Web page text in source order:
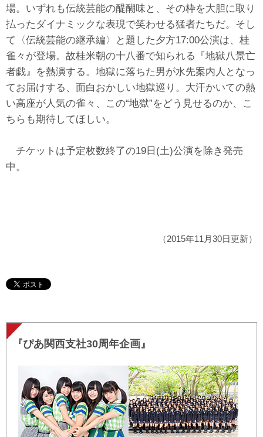
場。いずれも伝統芸能の醍醐味と、その枠を大胆に取り
払ったダイナミックな表現で笑わせる猛者たちだ。そし
て〈伝統芸能の継承編〉と題した夕方17:00公演は、桂
雀々が登場。故桂米朝の十八番で知られる『地獄八景亡
者戯』を熱演する。地獄に落ちた男が水先案内人となっ
てお届けする、面白おかしい地獄巡り。大汗かいての熱
い高座が人気の雀々、この“地獄”をどう見せるのか、こ
ちらも期待してほしい。
チケットは予定枚数終了の19日(土)公演を除き発売
中。
（2015年11月30日更新）
『ぴあ関西支社30周年企画』